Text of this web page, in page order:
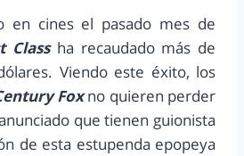
en cines el pasado mes de
Class ha recaudado más de
Viendo este éxito, los
Foxno quieren perder
que tienen guionista
de esta estupenda epopeya